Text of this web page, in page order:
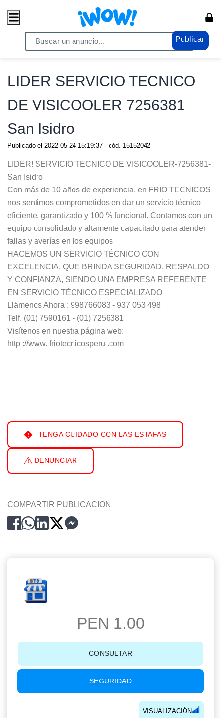
Publicar
/ Servicios / Servicios Generales
LIDER SERVICIO TECNICO
DE VISICOOLER 7256381
San Isidro
Publicado el 2022-05-24 15:19:37 - cód. 15152042
LIDER! SERVICIO TECNICO DE VISICOOLER-7256381-
San Isidro
Con más de 10 años de experiencia, en FRIO TECNICOS
nos sentimos comprometidos en dar un servicio técnico
eficiente, garantizado y 100 % funcional. Contamos con un
equipo consolidado y altamente capacitado para atender
fallas y averías en los equipos
HACEMOS UN SERVICIO TÉCNICO CON
EXCELENCIA, QUE BRINDA SEGURIDAD, RESPALDO
Y CONFIANZA, SIENDO UNA EMPRESA REFERENTE
EN SERVICIO TÉCNICO ESPECIALIZADO
Llámenos Ahora : 998766083 - 937 053 498
Telf. (01) 7590161 - (01) 7256381
Visítenos en nuestra página web:
http ://www. friotecnicosperu .com
TENGA CUIDADO CON LAS ESTAFAS
DENUNCIAR
COMPARTIR PUBLICACION
PEN 1.00
CONSULTAR
SEGURIDAD
VISUALIZACIÓN